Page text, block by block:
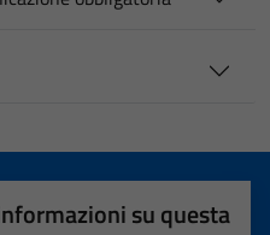
su questa